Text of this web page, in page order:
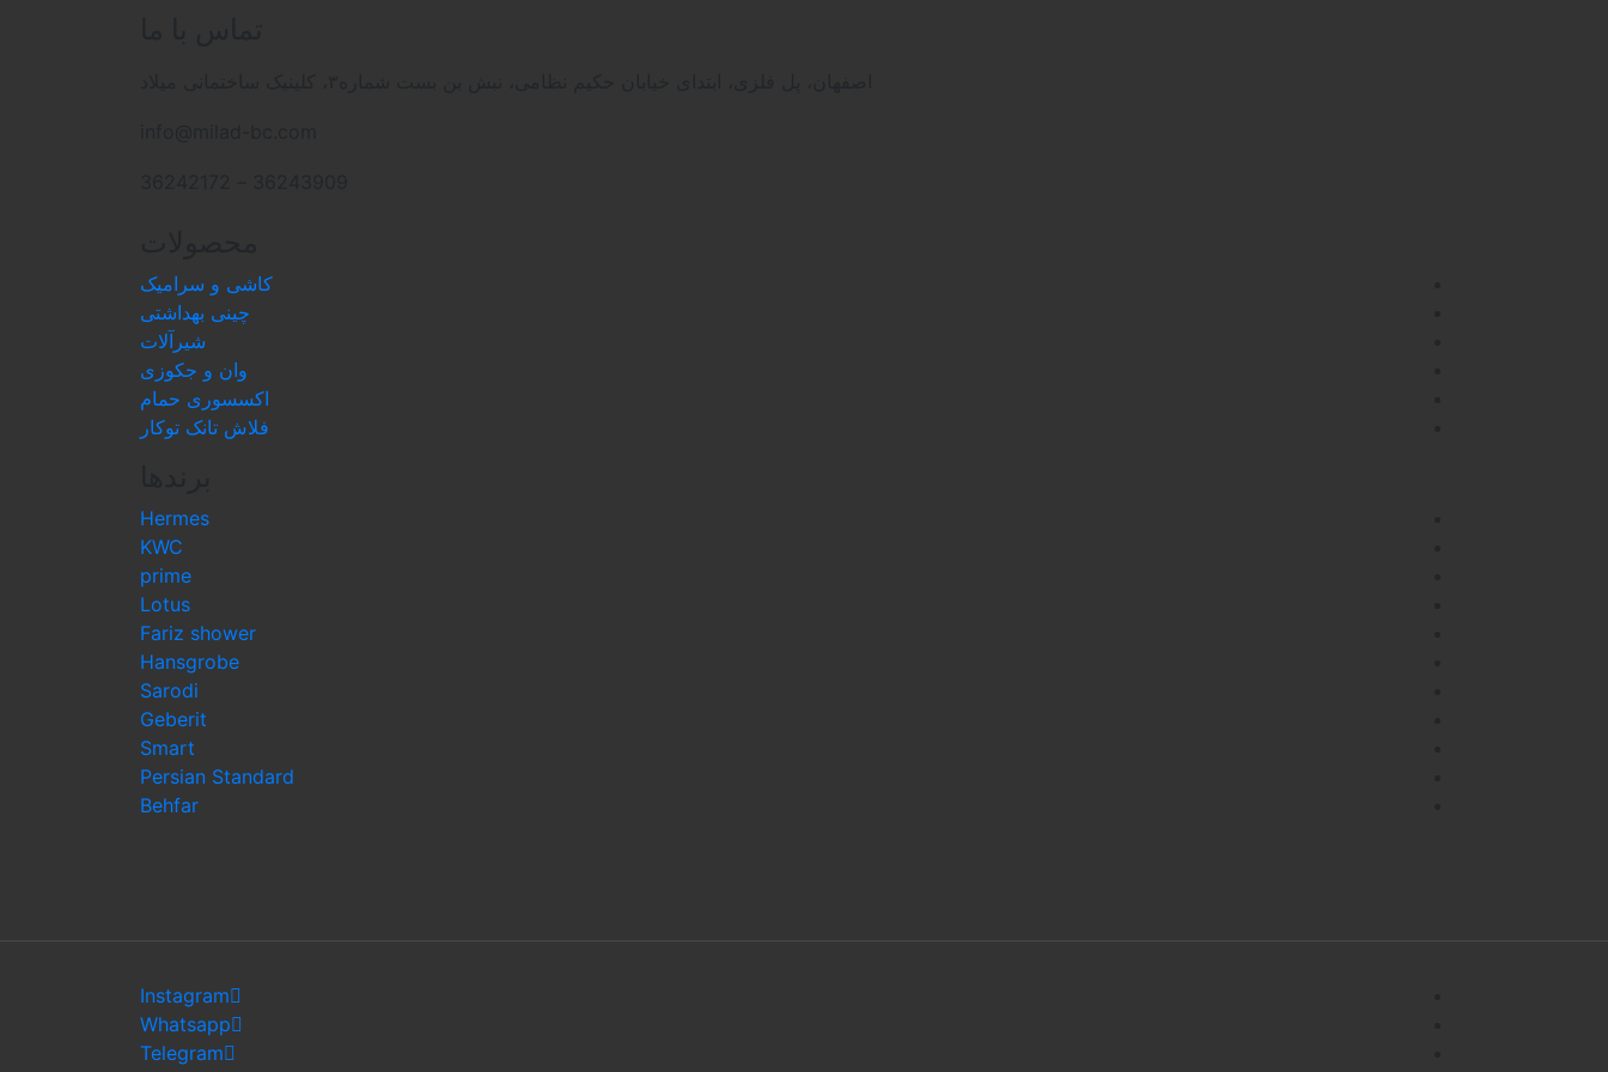
کاشی و سرامیک
چینی بهداشتی
شیرآلات
وان و جکوزی
اکسسوری حمام
فلاش تانک توکار
Hermes
KWC
prime
Lotus
Fariz shower
Hansgrobe
Sarodi
Geberit
Smart
Persian Standard
Behfar
Instagram
Whatsapp
Telegram